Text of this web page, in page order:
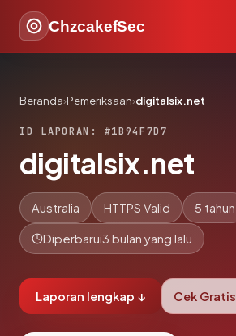
ChzcakefSec
Beranda›Pemeriksaan›digitalsix.net
ID LAPORAN: #1B94F7D7
digitalsix.net
Australia HTTPS Valid 5 tahun
Diperbarui3 bulan yang lalu
Laporan lengkap ↓ Cek Gratis